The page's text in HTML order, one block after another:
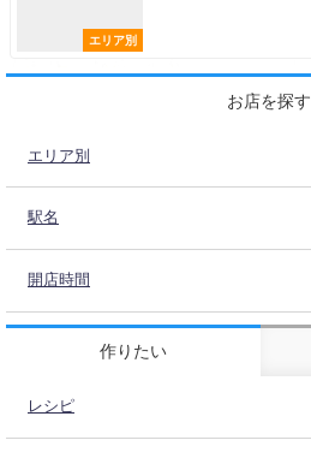
エリア別
お店を探す
エリア別
駅名
開店時間
作りたい
レシピ